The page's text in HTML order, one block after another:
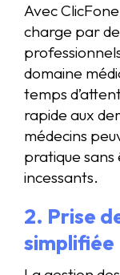
Avec
charge par
domaine
temps
rapide aux
médecins
pratique
incessants.
2. Prise
simplifiée